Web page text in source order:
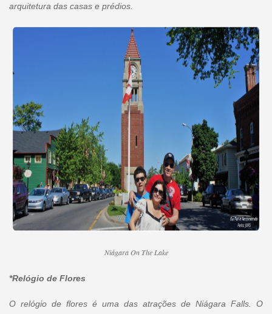
arquitetura das casas e prédios.
Niágara On The Lake
*Relógio de Flores
O relógio de flores é uma das atrações de Niágara Falls. O